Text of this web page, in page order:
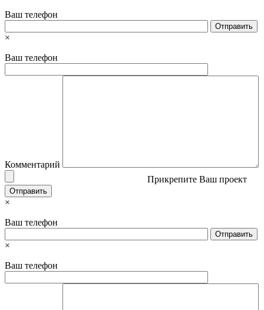
Ваш телефон
×
Ваш телефон
Комментарий
Прикрепите Ваш проект
×
Ваш телефон
×
Ваш телефон